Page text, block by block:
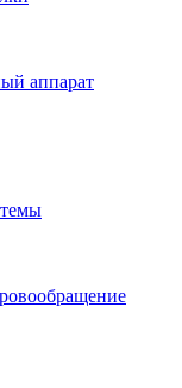
аппарат